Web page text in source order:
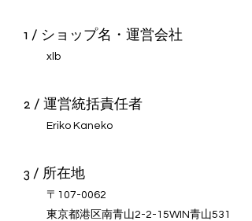
1 / ショップ名・運営会社
xlb
2 / 運営統括責任者
Eriko Kaneko
3 / 所在地
〒107-0062
​東京都港区南青山2-2-15WIN青山531